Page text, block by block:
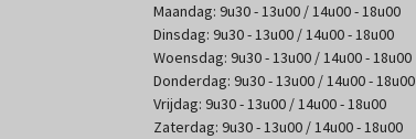
Maandag: 9u30 - 13u00 / 14u00 - 18u00
Dinsdag: 9u30 - 13u00 / 14u00 - 18u00
Woensdag: 9u30 - 13u00 / 14u00 - 18u00
Donderdag: 9u30 - 13u00 / 14u00 - 18u00
Vrijdag: 9u30 - 13u00 / 14u00 - 18u00
Zaterdag: 9u30 - 13u00 / 14u00 - 18u00